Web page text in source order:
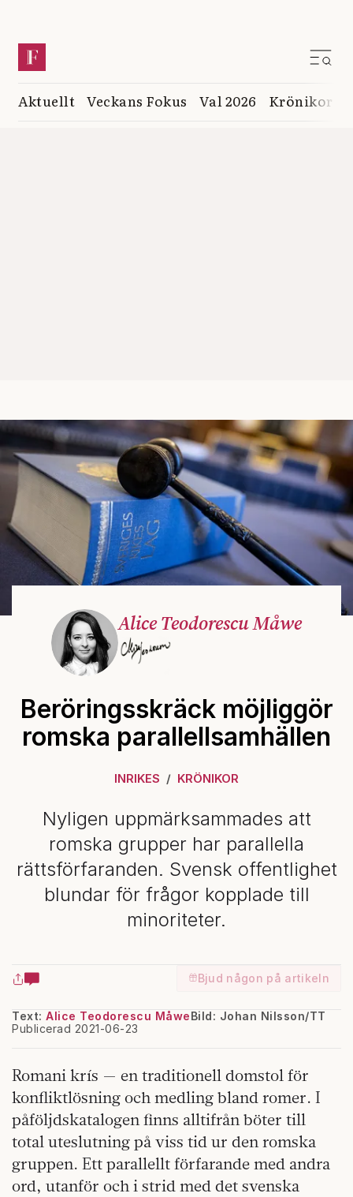
Aktuellt Veckans Fokus Val 2026 Krönikor
Alice Teodorescu Måwe
Beröringsskräck möjliggör
romska parallellsamhällen
INRIKES KRÖNIKOR
Nyligen uppmärksammades att
romska grupper har parallella
rättsförfaranden. Svensk offentlighet
blundar för frågor kopplade till
minoriteter.
Bjud någon på artikeln
Text: Alice Teodorescu Måwe
Publicerad 2021-06-23
Bild: Johan Nilsson/TT
Romani krís — en traditionell domstol för
konfliktlösning och medling bland romer. I
påföljdskatalogen finns alltifrån böter till
total uteslutning på viss tid ur den romska
gruppen. Ett parallellt förfarande med andra
ord, utanför och i strid med det svenska